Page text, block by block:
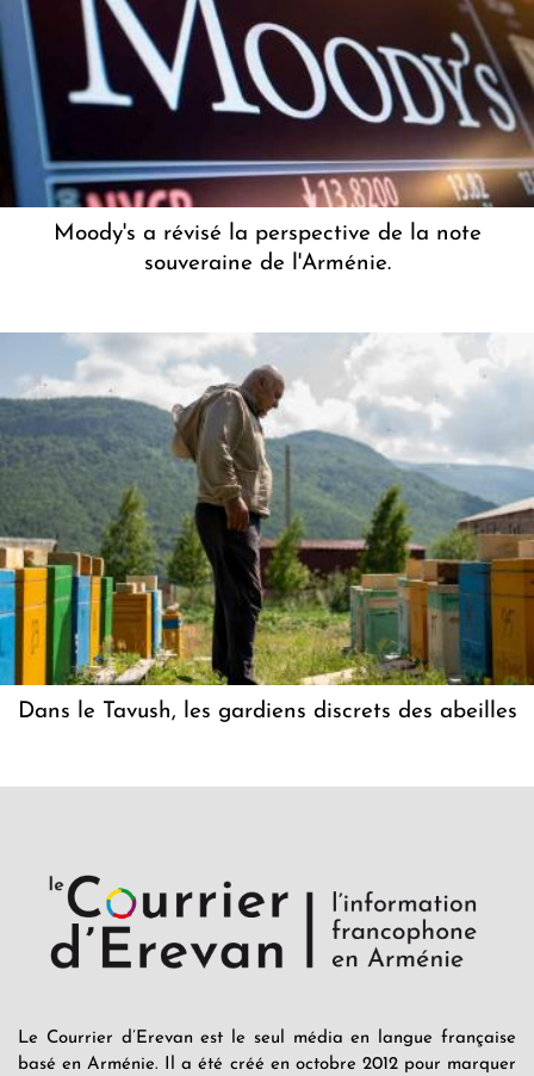
Moody's a révisé la perspective de la note
souveraine de l'Arménie.
Dans le Tavush, les gardiens discrets des abeilles
Le Courrier d’Erevan est le seul média en langue française
basé en Arménie. Il a été créé en octobre 2012 pour marquer